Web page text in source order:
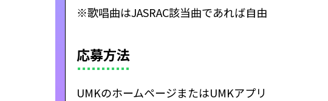
※歌唱曲はJASRAC該当曲であれば自由
応募方法
UMKのホームページまたはUMKアプリ